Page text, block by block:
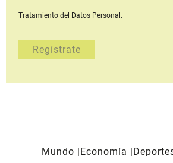
Tratamiento del Datos Personal.
Mundo Economía